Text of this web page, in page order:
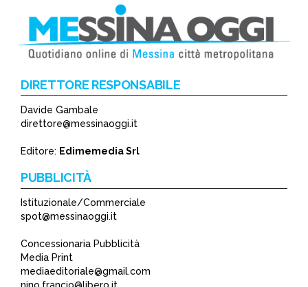
DIRETTORE RESPONSABILE
Davide Gambale
direttore@messinaoggi.it
Editore: Edimemedia Srl
PUBBLICITÀ
Istituzionale/Commerciale
spot@messinaoggi.it
Concessionaria Pubblicità
Media Print
mediaeditoriale@gmail.com